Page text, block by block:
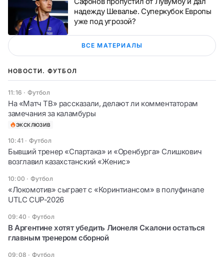
надежду Шевалье. Суперкубок Европы
уже под угрозой?
ВСЕ МАТЕРИАЛЫ
НОВОСТИ. ФУТБОЛ
11:16 · Футбол
На «Матч ТВ» рассказали, делают ли комментаторам
замечания за каламбуры
ЭКСКЛЮЗИВ
10:41 · Футбол
Бывший тренер «Спартака» и «Оренбурга» Слишкович
возглавил казахстанский «Женис»
10:00 · Футбол
«Локомотив» сыграет с «Коринтиансом» в полуфинале
UTLC CUP-2026
09:40 · Футбол
В Аргентине хотят убедить Лионеля Скалони остаться
главным тренером сборной
09:08 · Футбол